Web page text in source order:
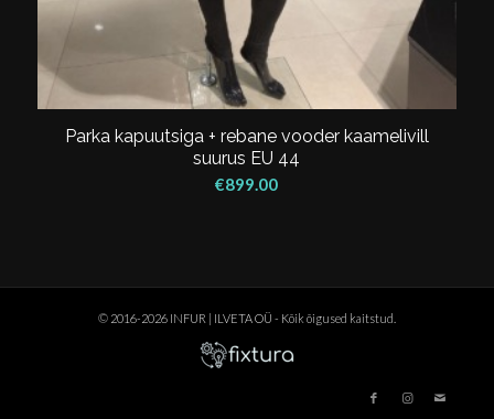
Parka kapuutsiga + rebane vooder kaamelivill
suurus EU 44
€899.00
© 2016-2026 INFUR | ILVETA OÜ - Kõik õigused kaitstud.